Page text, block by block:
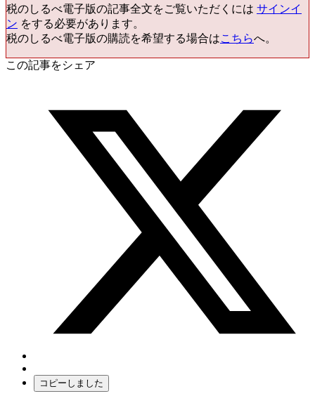
税のしるべ電子版の記事全文をご覧いただくには サインイ
ン をする必要があります。
税のしるべ電子版の購読を希望する場合はこちらへ。
この記事をシェア
コピーしました